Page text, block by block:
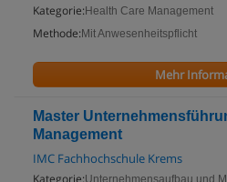
Kategorie: Health Care Management
Methode: Mit Anwesenheitspflicht
Mehr
Master
Management
IMC Fachhochschule Krems
Kategorie:Unternehmensaufbau und